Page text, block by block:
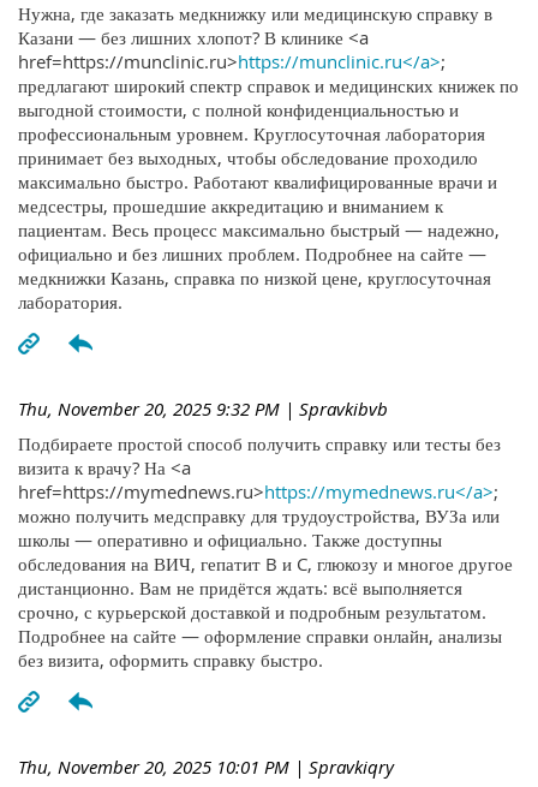
Нужна, где заказать медкнижку или медицинскую справку в
Казани — без лишних хлопот? В клинике <a
href=https://munclinic.ru>https://munclinic.ru</a>;
предлагают широкий спектр справок и медицинских книжек по
выгодной стоимости, с полной конфиденциальностью и
профессиональным уровнем. Круглосуточная лаборатория
принимает без выходных, чтобы обследование проходило
максимально быстро. Работают квалифицированные врачи и
медсестры, прошедшие аккредитацию и вниманием к
пациентам. Весь процесс максимально быстрый — надежно,
официально и без лишних проблем. Подробнее на сайте —
медкнижки Казань, справка по низкой цене, круглосуточная
лаборатория.
Thu, November 20, 2025 9:32 PM | Spravkibvb
Подбираете простой способ получить справку или тесты без
визита к врачу? На <a
href=https://mymednews.ru>https://mymednews.ru</a>;
можно получить медсправку для трудоустройства, ВУЗа или
школы — оперативно и официально. Также доступны
обследования на ВИЧ, гепатит B и C, глюкозу и многое другое
дистанционно. Вам не придётся ждать: всё выполняется
срочно, с курьерской доставкой и подробным результатом.
Подробнее на сайте — оформление справки онлайн, анализы
без визита, оформить справку быстро.
Thu, November 20, 2025 10:01 PM | Spravkiqry